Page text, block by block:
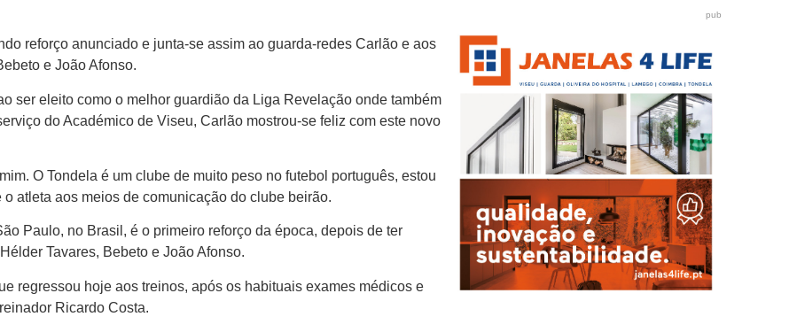
reforço anunciado e junta-se assim ao guarda-redes Carlão e aos
e João Afonso.
ser eleito como o melhor guardião da Liga Revelação onde também
do Académico de Viseu, Carlão mostrou-se feliz com este novo
O Tondela é um clube de muito peso no futebol português, estou
o atleta aos meios de comunicação do clube beirão.
Paulo, no Brasil, é o primeiro reforço da época, depois de ter
Tavares, Bebeto e João Afonso.
regressou hoje aos treinos, após os habituais exames médicos e
Ricardo Costa.
pub